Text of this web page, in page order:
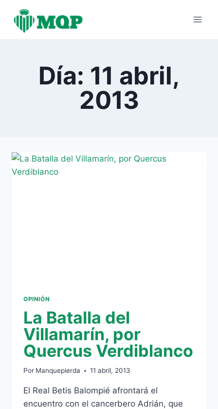
contenido
Día: 11 abril,
2013
OPINIÓN
La Batalla del
Villamarín, por
Quercus Verdiblanco
Por Manquepierda 11 abril, 2013
El Real Betis Balompié afrontará el
encuentro con el cancerbero Adrián, que